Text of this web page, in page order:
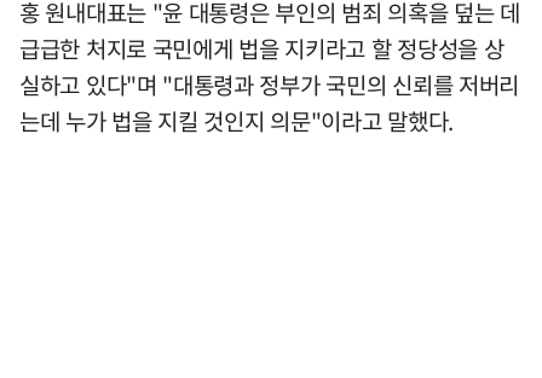
홍 원내대표는 "윤 대통령은 부인의 범죄 의혹을 덮는 데
급급한 처지로 국민에게 법을 지키라고 할 정당성을 상
실하고 있다"며 "대통령과 정부가 국민의 신뢰를 저버리
는데 누가 법을 지킬 것인지 의문"이라고 말했다.